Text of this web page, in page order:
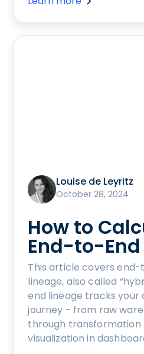
Louise de Leyritz
October 28, 2024
How to
End-to-
This article covers
lineage, also called
end lineage tracks
journey - from raw
through transformation
visualization in